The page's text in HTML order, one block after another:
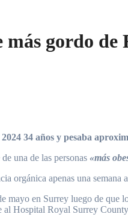
gordo de
34 años y pesaba
una de las personas «más
orgánica apenas una
mayo en Surrey luego de que
Hospital Royal Surrey